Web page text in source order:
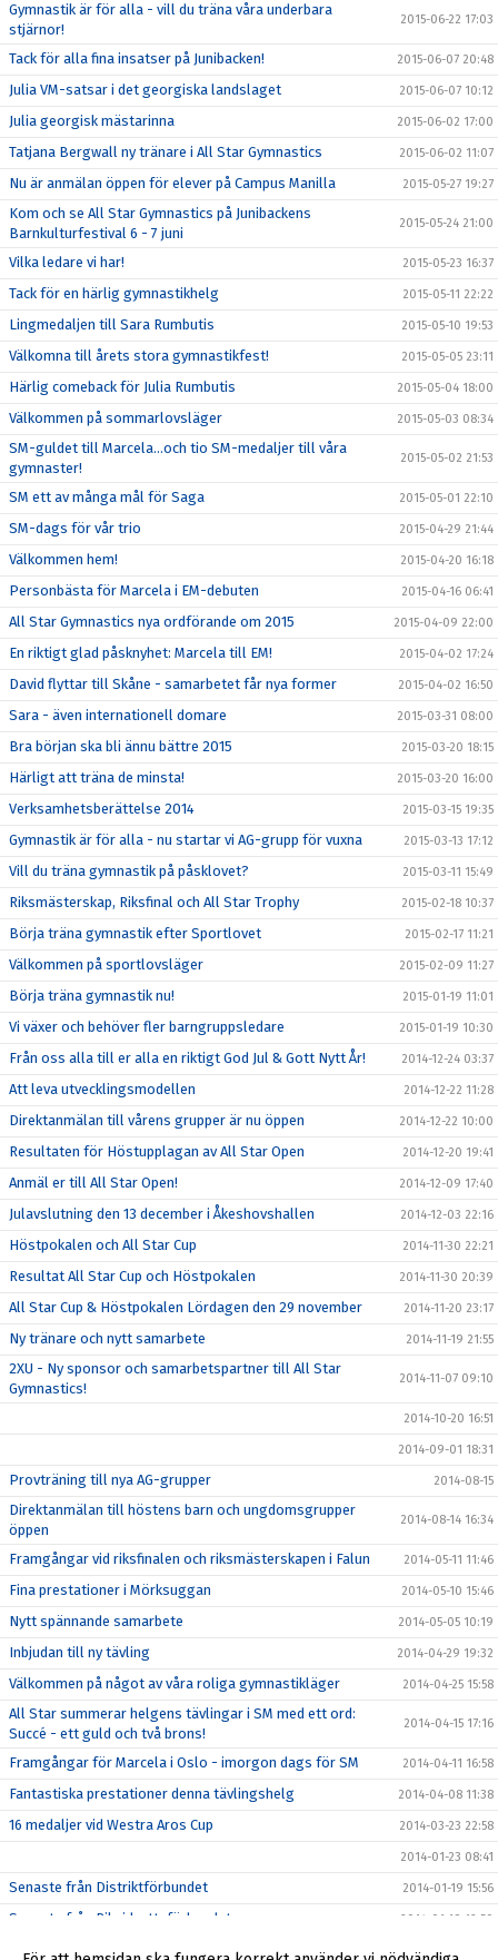
Gymnastik är för alla - vill du träna våra underbara
stjärnor!
2015-06-22 17:03
Tack för alla fina insatser på Junibacken! 2015-06-07 20:48
Julia VM-satsar i det georgiska landslaget 2015-06-07 10:12
Julia georgisk mästarinna 2015-06-02 17:00
Tatjana Bergwall ny tränare i All Star Gymnastics 2015-06-02 11:07
Nu är anmälan öppen för elever på Campus Manilla 2015-05-27 19:27
Kom och se All Star Gymnastics på Junibackens
Barnkulturfestival 6 - 7 juni
2015-05-24 21:00
Vilka ledare vi har! 2015-05-23 16:37
Tack för en härlig gymnastikhelg 2015-05-11 22:22
Lingmedaljen till Sara Rumbutis 2015-05-10 19:53
Välkomna till årets stora gymnastikfest! 2015-05-05 23:11
Härlig comeback för Julia Rumbutis 2015-05-04 18:00
Välkommen på sommarlovsläger 2015-05-03 08:34
SM-guldet till Marcela...och tio SM-medaljer till våra
gymnaster!
2015-05-02 21:53
SM ett av många mål för Saga 2015-05-01 22:10
SM-dags för vår trio 2015-04-29 21:44
Välkommen hem! 2015-04-20 16:18
Personbästa för Marcela i EM-debuten 2015-04-16 06:41
All Star Gymnastics nya ordförande om 2015 2015-04-09 22:00
En riktigt glad påsknyhet: Marcela till EM! 2015-04-02 17:24
David flyttar till Skåne - samarbetet får nya former 2015-04-02 16:50
Sara - även internationell domare 2015-03-31 08:00
Bra början ska bli ännu bättre 2015 2015-03-20 18:15
Härligt att träna de minsta! 2015-03-20 16:00
Verksamhetsberättelse 2014 2015-03-15 19:35
Gymnastik är för alla - nu startar vi AG-grupp för vuxna 2015-03-13 17:12
Vill du träna gymnastik på påsklovet? 2015-03-11 15:49
Riksmästerskap, Riksfinal och All Star Trophy 2015-02-18 10:37
Börja träna gymnastik efter Sportlovet 2015-02-17 11:21
Välkommen på sportlovsläger 2015-02-09 11:27
Börja träna gymnastik nu! 2015-01-19 11:01
Vi växer och behöver fler barngruppsledare 2015-01-19 10:30
Från oss alla till er alla en riktigt God Jul & Gott Nytt År! 2014-12-24 03:37
Att leva utvecklingsmodellen 2014-12-22 11:28
Direktanmälan till vårens grupper är nu öppen 2014-12-22 10:00
Resultaten för Höstupplagan av All Star Open 2014-12-20 19:41
Anmäl er till All Star Open! 2014-12-09 17:40
Julavslutning den 13 december i Åkeshovshallen 2014-12-03 22:16
Höstpokalen och All Star Cup 2014-11-30 22:21
Resultat All Star Cup och Höstpokalen 2014-11-30 20:39
All Star Cup & Höstpokalen Lördagen den 29 november 2014-11-20 23:17
Ny tränare och nytt samarbete 2014-11-19 21:55
2XU - Ny sponsor och samarbetspartner till All Star
Gymnastics!
2014-11-07 09:10
2014-10-20 16:51
2014-09-01 18:31
Provträning till nya AG-grupper 2014-08-15
Direktanmälan till höstens barn och ungdomsgrupper
öppen
2014-08-14 16:34
Framgångar vid riksfinalen och riksmästerskapen i Falun 2014-05-11 11:46
Fina prestationer i Mörksuggan 2014-05-10 15:46
Nytt spännande samarbete 2014-05-05 10:19
Inbjudan till ny tävling 2014-04-29 19:32
Välkommen på något av våra roliga gymnastikläger 2014-04-25 15:58
All Star summerar helgens tävlingar i SM med ett ord:
Succé - ett guld och två brons!
2014-04-15 17:16
Framgångar för Marcela i Oslo - imorgon dags för SM 2014-04-11 16:58
Fantastiska prestationer denna tävlingshelg 2014-04-08 11:38
16 medaljer vid Westra Aros Cup 2014-03-23 22:58
2014-01-23 08:41
Senaste från Distriktförbundet 2014-01-19 15:56
Senaste från Riksidrottsförbundet 2014-01-19 12:50
Anmälan för stödmedlem eller nya medlemmar 2014-01-18 21:31